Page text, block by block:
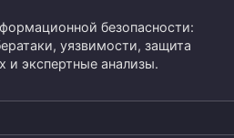
безопасности:
уязвимости, защита
и экспертные анализы.